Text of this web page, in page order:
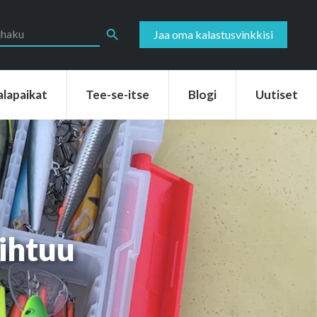
Jaa oma kalastusvinkkisi
Tee-se-itse Blogi Uutiset
Blogi Uutiset